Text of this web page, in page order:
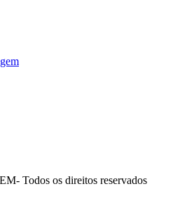
Todos os direitos reservados